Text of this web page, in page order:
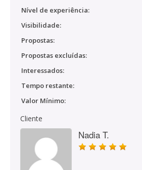
Nível de experiência:
Visibilidade:
Propostas:
Propostas excluídas:
Interessados:
Tempo restante:
Valor Mínimo:
Cliente
Nadia T.